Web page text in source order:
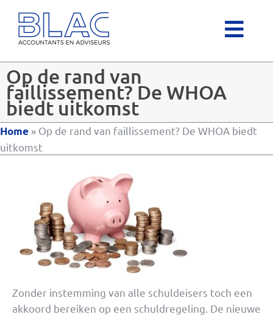
Op de rand van
faillissement? De WHOA
biedt uitkomst
Home » Op de rand van faillissement? De WHOA biedt
uitkomst
Zonder instemming van alle schuldeisers toch een
akkoord bereiken op een schuldregeling. De nieuwe